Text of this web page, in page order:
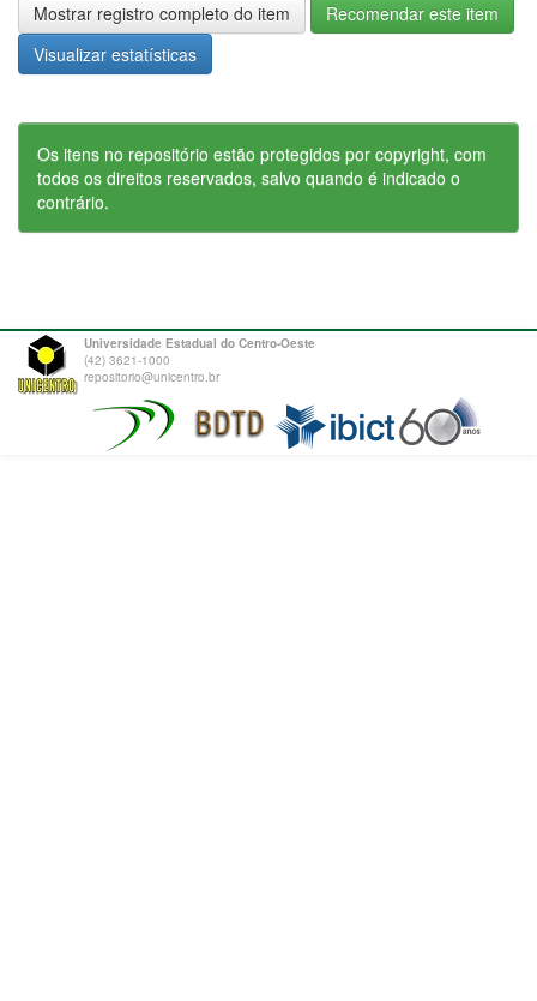
Mostrar registro completo do item
Recomendar este item
Visualizar estatísticas
Os itens no repositório estão protegidos por copyright, com
todos os direitos reservados, salvo quando é indicado o
contrário.
Universidade Estadual do Centro-Oeste
(42) 3621-1000
repositorio@unicentro.br